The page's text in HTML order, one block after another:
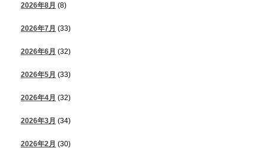
2026年8月 (8)
2026年7月 (33)
2026年6月 (32)
2026年5月 (33)
2026年4月 (32)
2026年3月 (34)
2026年2月 (30)